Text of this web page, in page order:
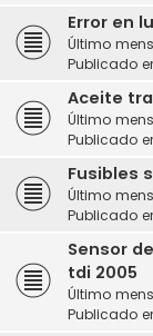
Error en
Último
Publicado
Aceite
Último
Publicado
Fusibles
Último
Publicado
Sensor
tdi 2005
Último
Publicado